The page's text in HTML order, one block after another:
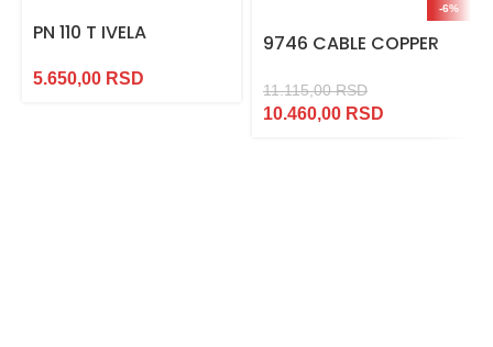
PN 110 T IVELA
5.650,00 RSD
-6%
9746 CABLE COPPER
11.115,00RSD
10.460,00 RSD